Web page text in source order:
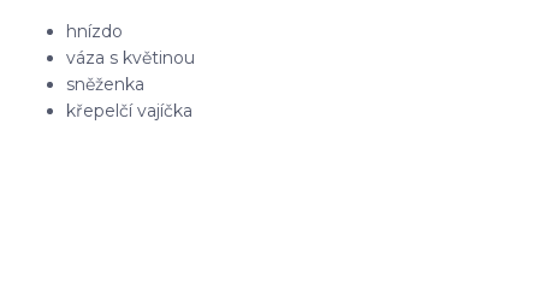
hnízdo
váza s květinou
sněženka
křepelčí vajíčka